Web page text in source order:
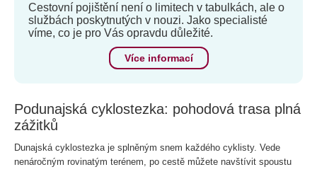
Cestovní pojištění není o limitech v tabulkách, ale o
službách poskytnutých v nouzi. Jako specialisté
víme, co je pro Vás opravdu důležité.
Více informací
Podunajská cyklostezka: pohodová trasa plná
zážitků
Dunajská cyklostezka je splněným snem každého cyklisty. Vede
nenáročným rovinatým terénem, po cestě můžete navštívit spoustu